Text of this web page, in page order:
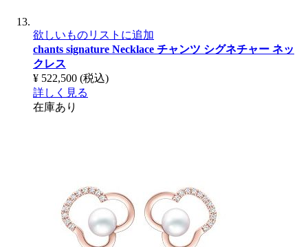
欲しいものリストに追加
chants signature Necklace チャンツ シグネチャー ネッ
クレス
¥ 522,500 (税込)
詳しく見る
在庫あり